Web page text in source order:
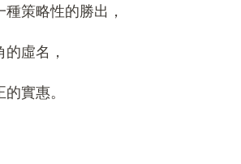
策略性的勝出，
虛名，
實惠。